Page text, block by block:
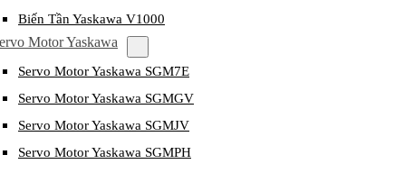
Biến Tần Yaskawa V1000
Motor Yaskawa
Servo Motor Yaskawa SGM7E
Servo Motor Yaskawa SGMGV
Servo Motor Yaskawa SGMJV
Servo Motor Yaskawa SGMPH